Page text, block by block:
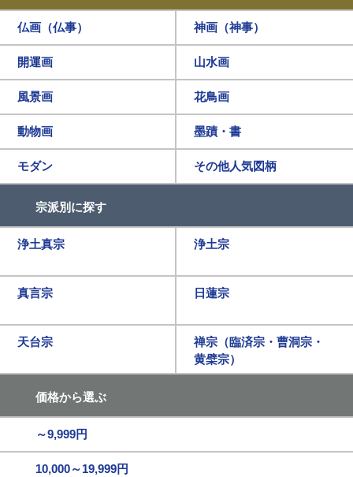
仏画（仏事） 神画（神事）
開運画 山水画
風景画 花鳥画
動物画 墨蹟・書
モダン その他人気図柄
宗派別に探す
浄土真宗 浄土宗
真言宗 日蓮宗
天台宗
禅宗（臨済宗・曹洞宗・
黄檗宗）
価格から選ぶ
～9,999円
10,000～19,999円